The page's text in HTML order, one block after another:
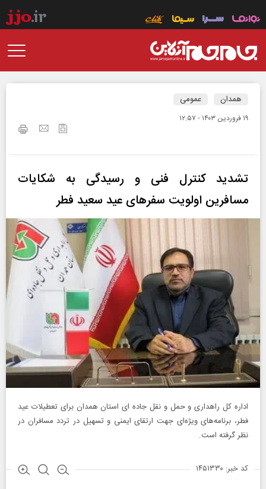
همدان عمومی
۱۹ فروردين ۱۴۰۳ - ۱۲:۵۷
تشدید کنترل فنی و رسیدگی به شکایات
مسافرین اولویت سفرهای عید سعید فطر
اداره کل راهداری و حمل و نقل جاده ای استان همدان برای تعطیلات عید
فطر، برنامه‌های ویژه‌ای جهت ارتقای ایمنی و تسهیل در تردد مسافران در
نظر گرفته است.
کد خبر: ۱۴۵۱۳۳۰